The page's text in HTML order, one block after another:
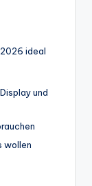
ideal
und
wollen